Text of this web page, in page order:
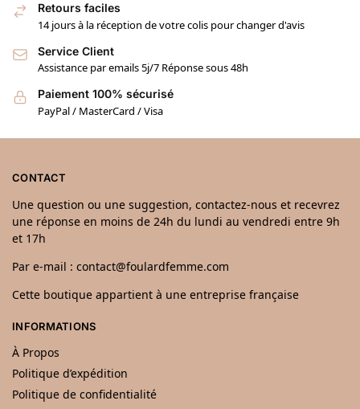
Retours faciles
14 jours à la réception de votre colis pour changer d'avis
Service Client
Assistance par emails 5j/7 Réponse sous 48h
Paiement 100% sécurisé
PayPal / MasterCard / Visa
CONTACT
Une question ou une suggestion, contactez-nous et recevrez
une réponse en moins de 24h du lundi au vendredi entre 9h
et 17h
Par e-mail : contact@foulardfemme.com
Cette boutique appartient à une entreprise française
INFORMATIONS
À Propos
Politique d’expédition
Politique de confidentialité